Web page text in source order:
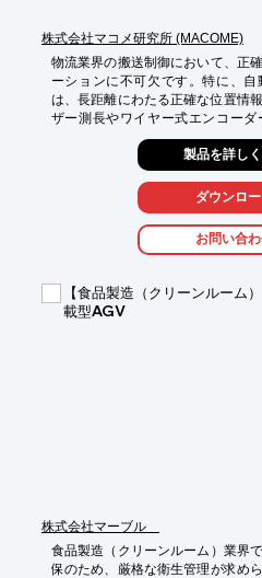
株式会社マコメ研究所 (MACOME)
物流業界の搬送制御において、正
ーションに不可欠です。特に、
は、長距離にわたる正確な位置情
ザー測長やワイヤー式エンコーダ
も、当社の非接触リニアエンコー
搬送システムの信頼性を向上させ
【活用シーン】
*   コンベアシステム
*   無人搬送車（AGV）
*   長距離にわたる正確な位置測定
*   メンテナンス頻度の低減
製品を詳し
ダウンロ
お問い合
【食品製造（クリーンルーム
載型AGV
株式会社マーブル
食品製造（クリーンルーム）業界
保のため、厳格な衛生管理が求め